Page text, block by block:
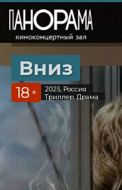
Вниз
18 +
2025, Россия
Триллер, Драма